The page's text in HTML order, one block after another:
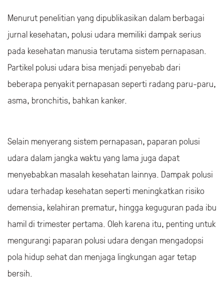
Menurut penelitian yang dipublikasikan dalam berbagai
jurnal kesehatan, polusi udara memiliki dampak serius
pada kesehatan manusia terutama sistem pernapasan.
Partikel polusi udara bisa menjadi penyebab dari
beberapa penyakit pernapasan seperti radang paru-paru,
asma, bronchitis, bahkan kanker.
Selain menyerang sistem pernapasan, paparan polusi
udara dalam jangka waktu yang lama juga dapat
menyebabkan masalah kesehatan lainnya. Dampak polusi
udara terhadap kesehatan seperti meningkatkan risiko
demensia, kelahiran prematur, hingga keguguran pada ibu
hamil di trimester pertama. Oleh karena itu, penting untuk
mengurangi paparan polusi udara dengan mengadopsi
pola hidup sehat dan menjaga lingkungan agar tetap
bersih.